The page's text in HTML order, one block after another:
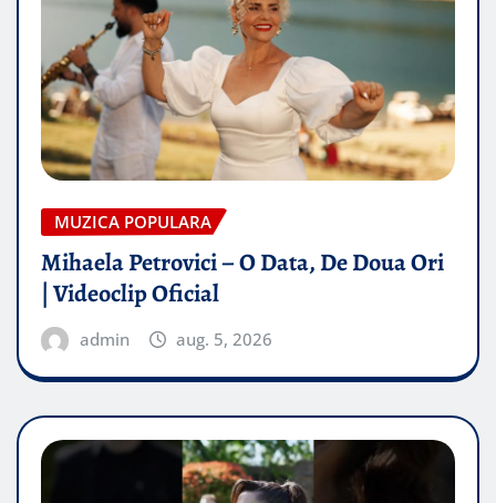
MUZICA POPULARA
Mihaela Petrovici – O Data, De Doua Ori
| Videoclip Oficial
admin aug. 5, 2026